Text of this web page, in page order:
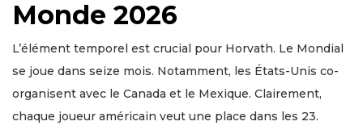
Monde 2026
L’élément temporel est crucial pour Horvath. Le Mondial
se joue dans seize mois. Notamment, les États-Unis co-
organisent avec le Canada et le Mexique. Clairement,
chaque joueur américain veut une place dans les 23.